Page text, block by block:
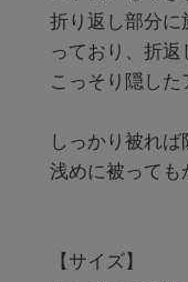
折り返し部分に
っており、折
こっそり隠し
しっかり被れ
浅めに被っても
【サイズ】